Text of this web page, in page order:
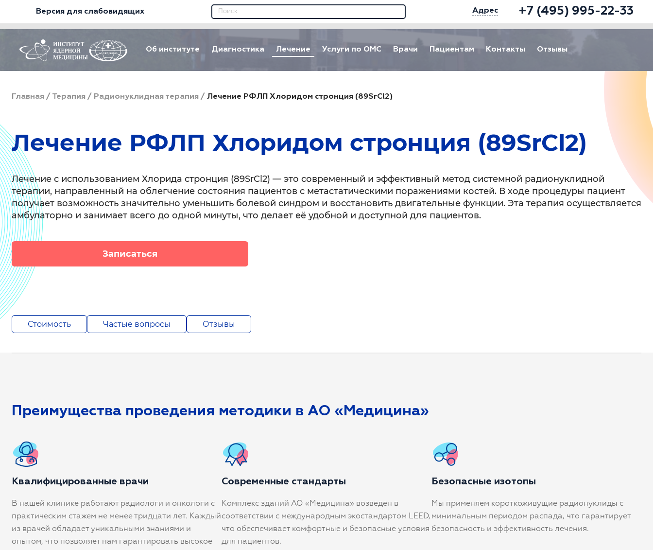
Версия для слабовидящих Адрес +7 (495) 995-22-33
Об институте Диагностика Лечение Услуги по ОМС Врачи Пациентам Контакты Отзывы
Главная / Терапия / Радионуклидная терапия / Лечение РФЛП Хлоридом стронция (89SrCl2)
Лечение РФЛП Хлоридом стронция (89SrCl2)
Лечение с использованием Хлорида стронция (89SrCl2) — это современный и эффективный метод системной радионуклидной
терапии, направленный на облегчение состояния пациентов с метастатическими поражениями костей. В ходе процедуры пациент
получает возможность значительно уменьшить болевой синдром и восстановить двигательные функции. Эта терапия осуществляется
амбулаторно и занимает всего до одной минуты, что делает её удобной и доступной для пациентов.
Записаться
Стоимость Частые вопросы Отзывы
Преимущества проведения методики в АО «Медицина»
Квалифицированные врачи
В нашей клинике работают радиологи и онкологи с
практическим стажем не менее тридцати лет. Каждый
из врачей обладает уникальными знаниями и
опытом, что позволяет нам гарантировать высокое
Современные стандарты
Комплекс зданий АО «Медицина» возведен в
соответствии с международным экостандартом LEED,
что обеспечивает комфортные и безопасные условия
для пациентов.
Безопасные изотопы
Мы применяем короткоживущие радионуклиды с
минимальным периодом распада, что гарантирует
безопасность и эффективность лечения.